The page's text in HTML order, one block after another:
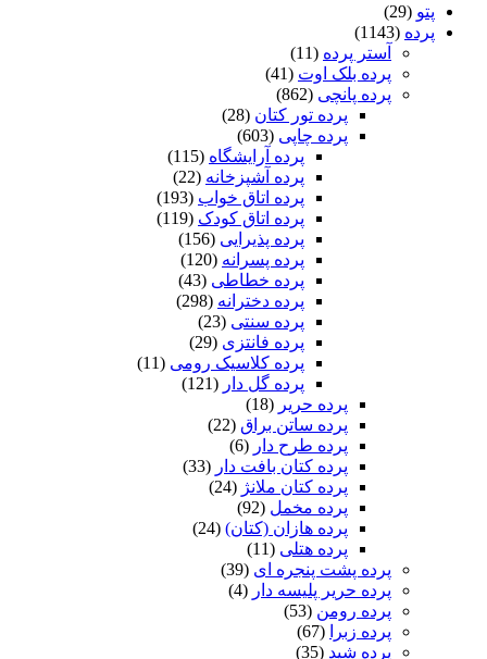
یک
پتو (29)
پرده (1143)
آستر پرده (11)
پرده بلک اوت (41)
پرده پانچی (862)
پرده تور کتان (28)
پرده چاپی (603)
پرده آرایشگاه (115)
پرده آشپزخانه (22)
پرده اتاق خواب (193)
پرده اتاق کودک (119)
پرده پذیرایی (156)
پرده پسرانه (120)
پرده خطاطی (43)
پرده دخترانه (298)
پرده سنتی (23)
پرده فانتزی (29)
پرده کلاسیک رومی (11)
پرده گل دار
پرده حریر
پرده ساتن براق (22)
پرده طرح دار
پرده کتان بافت دار
پرده کتان ملانژ (24)
پرده مخمل (92)
پرده هازان (کتان) (24)
پرده هتلی (11)
پرده پشت پنجره ای (39)
پرده حریر پلیسه دار
پرده رومن (53)
پرده زبرا
پرده شید (35)